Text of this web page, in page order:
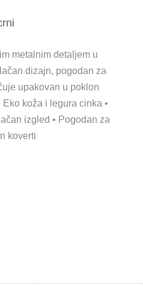
metalnim detaljem u
dizajn, pogodan za
upakovan u poklon
koža i legura cinka •
izgled • Pogodan za
koverti